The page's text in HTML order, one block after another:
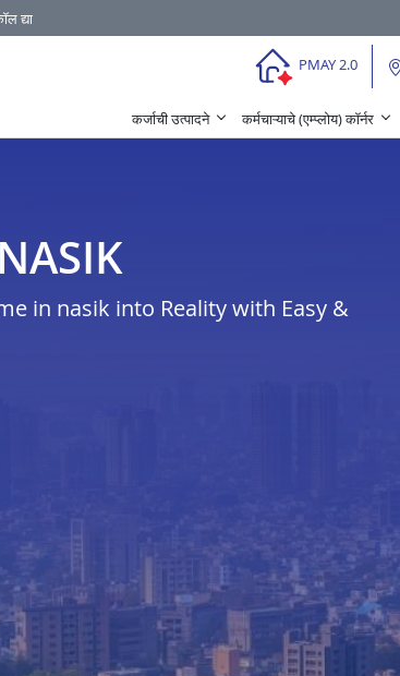
द्या
PMAY 2.0
कर्जाची उत्पादने कर्मचाऱ्याचे (एम्प्लोय) कॉर्नर
in nasik into Reality with Easy &